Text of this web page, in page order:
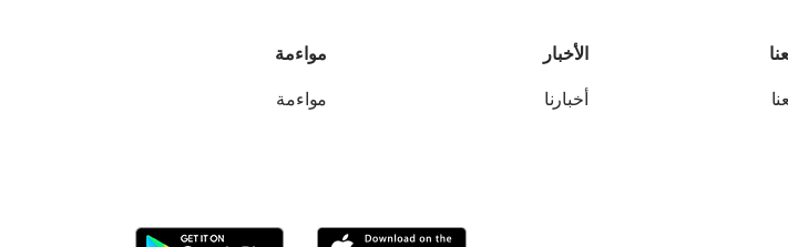
الأخبار
أخبارنا
مواءمة
مواءمة